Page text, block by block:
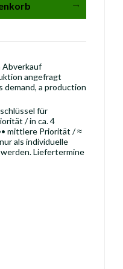
Abverkauf
angefragt
a production
für
/ in ca. 4
mittlere Priorität / ≈
als individuelle
Liefertermine